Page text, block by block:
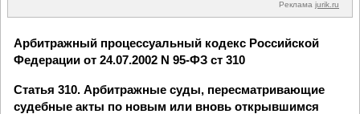
Реклама jurik.ru
Арбитражный процессуальный кодекс Российской
Федерации от 24.07.2002 N 95-ФЗ ст 310
Статья 310. Арбитражные суды, пересматривающие
судебные акты по новым или вновь открывшимся